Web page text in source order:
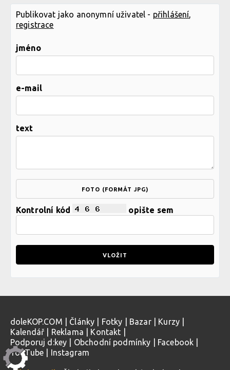
Publikovat jako anonymní uživatel - přihlášení,
registrace
jméno
e-mail
text
FOTO (FORMÁT JPG)
Kontrolní kód opište sem
doleKOP.COM Články Fotky Bazar| Kurzy
Kalendář
Reklama Kontakt
Podporuj d:key
Obchodní podmínky Facebook
YouTube
Instagram